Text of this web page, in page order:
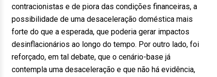
contracionistas e de piora das condições financeiras, a
possibilidade de uma desaceleração doméstica mais
forte do que a esperada, que poderia gerar impactos
desinflacionários ao longo do tempo. Por outro lado, foi
reforçado, em tal debate, que o cenário-base já
contempla uma desaceleração e que não há evidência,